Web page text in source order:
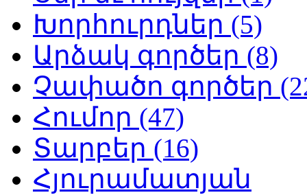
Խորհուրդներ (5)
Արձակ գործեր (8)
Չափածո գործեր
Հումոր (47)
Տարբեր (16)
Հյուրամատյան